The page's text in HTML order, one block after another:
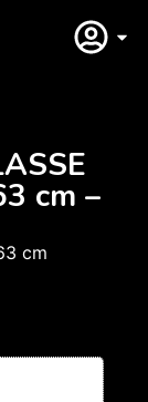
cm –
cm